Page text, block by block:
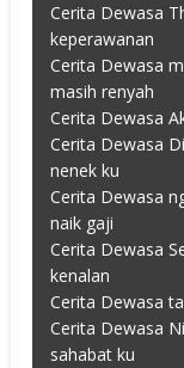
Cerita Dewasa
keperawanan
Cerita Dewasa
masih renyah
Cerita Dewasa
Cerita Dewasa
nenek ku
Cerita Dewasa
naik gaji
Cerita Dewasa
kenalan
Cerita Dewasa
Cerita Dewasa
sahabat ku